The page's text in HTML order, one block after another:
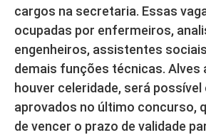
cargos na secretaria. Essas
ocupadas por enfermeiros,
engenheiros, assistentes
demais funções técnicas. Alves
houver celeridade, será possível
aprovados no último concurso,
de vencer o prazo de validade